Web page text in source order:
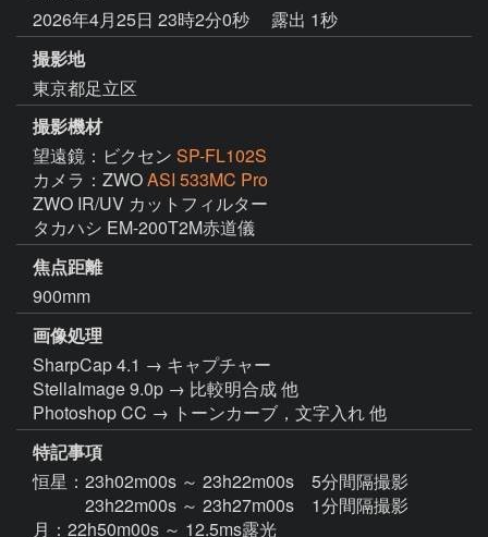
2026年4月25日 23時2分0秒
露出 1秒
撮影地
東京都足立区
撮影機材
望遠鏡：ビクセン SP-FL102S
カメラ：ZWOASI 533MC Pro
ZWO IR/UV カットフィルター
タカハシ EM-200T2M赤道儀
焦点距離
900mm
画像処理
SharpCap 4.1 → キャプチャー
StellaImage 9.0p → 比較明合成 他
Photoshop CC → トーンカーブ，文字入れ 他
特記事項
恒星：23h02m00s ～ 23h22m00s　5分間隔撮影
23h22m00s ～ 23h27m00s　1分間隔撮影
月：22h50m00s ～ 12.5ms露光